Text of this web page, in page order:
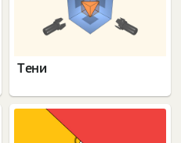
Тени